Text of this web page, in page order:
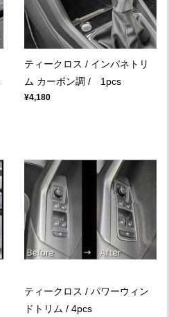
ティークロス / インパネトリ
ム カーボン調 / 1pcs
¥4,180
ティークロス / パワーウィン
ドトリム / 4pcs